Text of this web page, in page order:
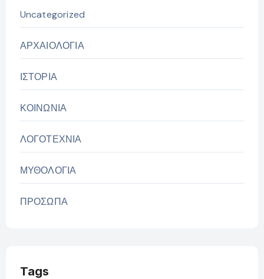
Uncategorized
ΑΡΧΑΙΟΛΟΓΙΑ
ΙΣΤΟΡΙΑ
ΚΟΙΝΩΝΙΑ
ΛΟΓΟΤΕΧΝΙΑ
ΜΥΘΟΛΟΓΙΑ
ΠΡΟΣΩΠΑ
Tags